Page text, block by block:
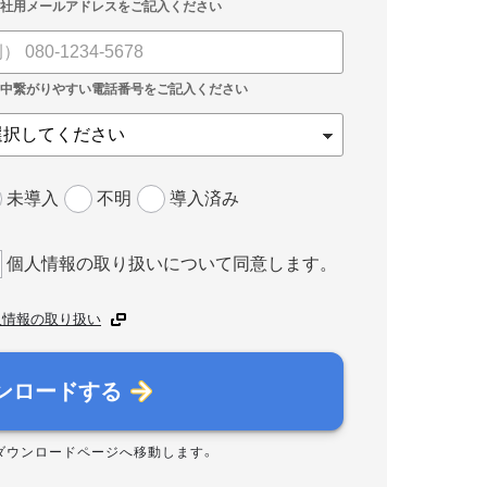
未導入 不明 導入済み
個人情報の取り扱いについて同意します。
報の取り扱い
ロードする
ウンロードページへ移動します。